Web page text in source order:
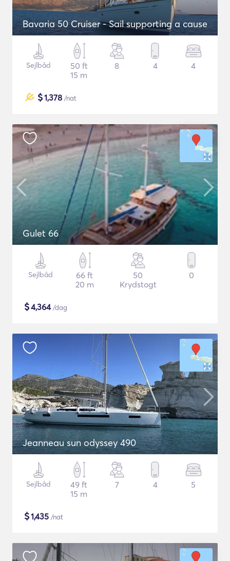
Bavaria 50 Cruiser - Sail supporting a cause
Sejlbåd
50 ft
15 m
8 4 4
$1,378 /nat
Gulet 66
Sejlbåd
66 ft
20 m
50
Krydstogt
0
$4,364/dag
Jeanneau sun odyssey 490
Sejlbåd
49 ft
15 m
7 4 5
$1,435 /nat